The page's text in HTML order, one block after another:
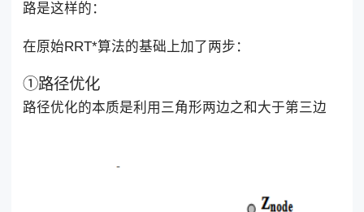
路是这样的：
在原始RRT*算法的基础上加了两步：
①路径优化
路径优化的本质是利用三角形两边之和大于第三边